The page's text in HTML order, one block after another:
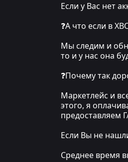
Если у Вас нет
❓А что если в
Мы следим и
то и у нас она
❓Почему так
Маркетлейс и
этого, я
предоставляем
Если Вы не
Среднее время